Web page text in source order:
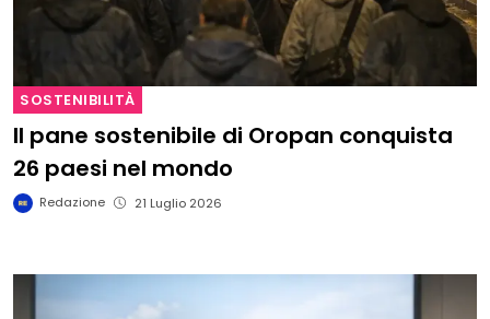
SOSTENIBILITÀ
Il pane sostenibile di Oropan conquista
26 paesi nel mondo
Redazione 21 Luglio 2026